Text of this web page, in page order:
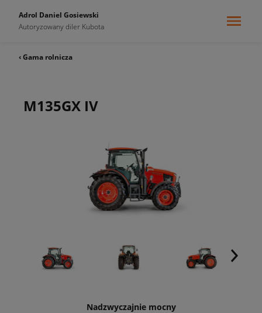
Adrol Daniel Gosiewski
Autoryzowany diler Kubota
‹ Gama rolnicza
M135GX IV
Nadzwyczajnie mocny